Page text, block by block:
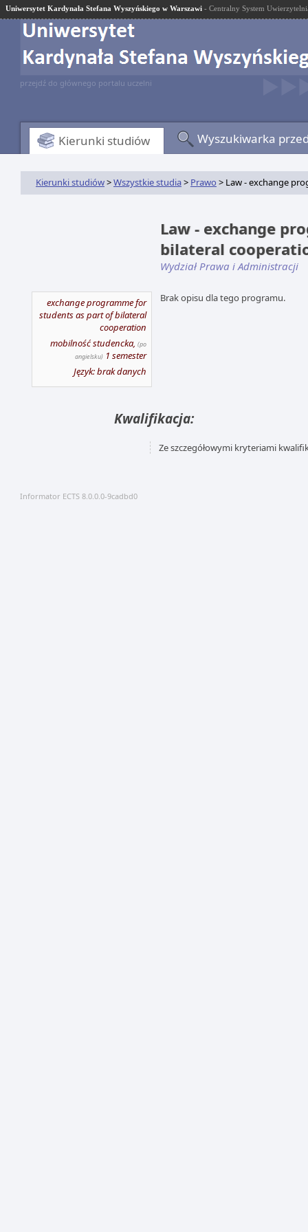
Uniwersytet Kardynała Stefana Wyszyńskiego w Warszawi - Centralny System
przejdź do głównego portalu uczelni
Kierunki studiów Wyszukiwarka
Kierunki studiów>Wszystkie studia> Prawo > Law - exchange
Law - exchange
bilateral
Wydział Prawa i Administracji
exchange programme for
students as part of bilateral
cooperation
mobilność studencka, (po
angielsku) 1 semester
Język: brak danych
Brak opisu dla tego programu.
Kwalifikacja:
Ze szczegółowymi kryteriami
Informator ECTS 8.0.0.0-9cadbd0